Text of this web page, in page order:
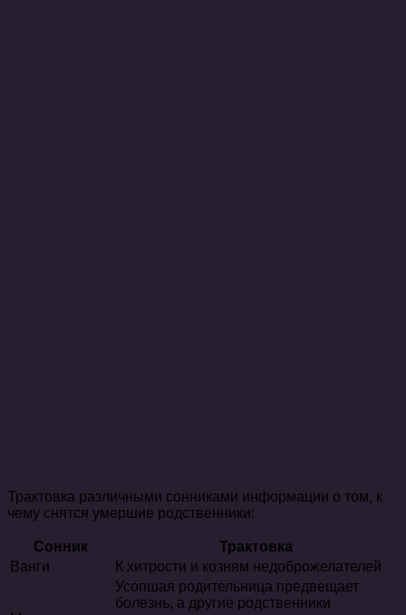
Трактовка различными сонниками информации о том, к
чему снятся умершие родственники:
Сонник
Трактовка
Ванги
К хитрости и козням недоброжелателей
Усопшая родительница предвещает
болезнь, а другие родственники